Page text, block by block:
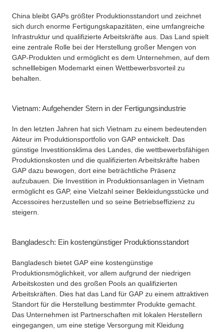
China bleibt GAPs größter Produktionsstandort und zeichnet
sich durch enorme Fertigungskapazitäten, eine umfangreiche
Infrastruktur und qualifizierte Arbeitskräfte aus. Das Land spielt
eine zentrale Rolle bei der Herstellung großer Mengen von
GAP-Produkten und ermöglicht es dem Unternehmen, auf dem
schnelllebigen Modemarkt einen Wettbewerbsvorteil zu
behalten.
Vietnam: Aufgehender Stern in der Fertigungsindustrie
In den letzten Jahren hat sich Vietnam zu einem bedeutenden
Akteur im Produktionsportfolio von GAP entwickelt. Das
günstige Investitionsklima des Landes, die wettbewerbsfähigen
Produktionskosten und die qualifizierten Arbeitskräfte haben
GAP dazu bewogen, dort eine beträchtliche Präsenz
aufzubauen. Die Investition in Produktionsanlagen in Vietnam
ermöglicht es GAP, eine Vielzahl seiner Bekleidungsstücke und
Accessoires herzustellen und so seine Betriebseffizienz zu
steigern.
Bangladesch: Ein kostengünstiger Produktionsstandort
Bangladesch bietet GAP eine kostengünstige
Produktionsmöglichkeit, vor allem aufgrund der niedrigen
Arbeitskosten und des großen Pools an qualifizierten
Arbeitskräften. Dies hat das Land für GAP zu einem attraktiven
Standort für die Herstellung bestimmter Produkte gemacht.
Das Unternehmen ist Partnerschaften mit lokalen Herstellern
eingegangen, um eine stetige Versorgung mit Kleidung